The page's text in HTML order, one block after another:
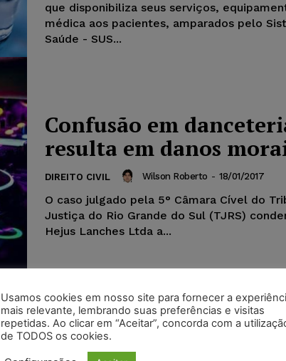
que disponibiliza seus serviços,
médica aos pacientes, amparados pelo
Saúde - SUS...
Confusão em
resulta em danos
DIREITO CIVIL Wilson Roberto - 18/01/2017
O caso julgado pela 5° Câmara Cível do
Justiça do Rio Grande do Sul (TJRS)
Hejus Lanches Ltda a...
Usamos cookies em nosso site para fornecer a
mais relevante, lembrando suas preferências e visitas
repetidas. Ao clicar em “Aceitar”, concorda com a
de TODOS os cookies.